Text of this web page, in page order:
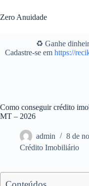
para
o
Zero Anuidade
♻️ Ganhe
Cadastre-se em https://
Como conseguir crédito
MT – 2026
admin
8 de
Crédito Imobiliário